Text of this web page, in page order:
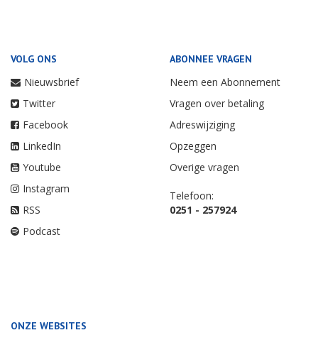
VOLG ONS
Nieuwsbrief
Twitter
Facebook
LinkedIn
Youtube
Instagram
RSS
Podcast
ABONNEE VRAGEN
Neem een Abonnement
Vragen over betaling
Adreswijziging
Opzeggen
Overige vragen
Telefoon:
0251 - 257924
ONZE WEBSITES